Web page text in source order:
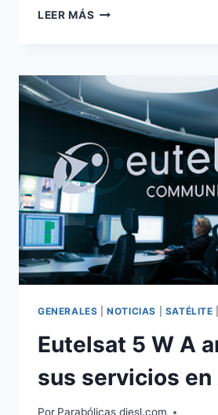
LEER MÁS QUANTIS
EL
PASADO
AÑO
GENERALES |NOTICIAS SATÉLITE
Eutelsat 5 W A
sus servicios en
Por Parabólicas diesl.com